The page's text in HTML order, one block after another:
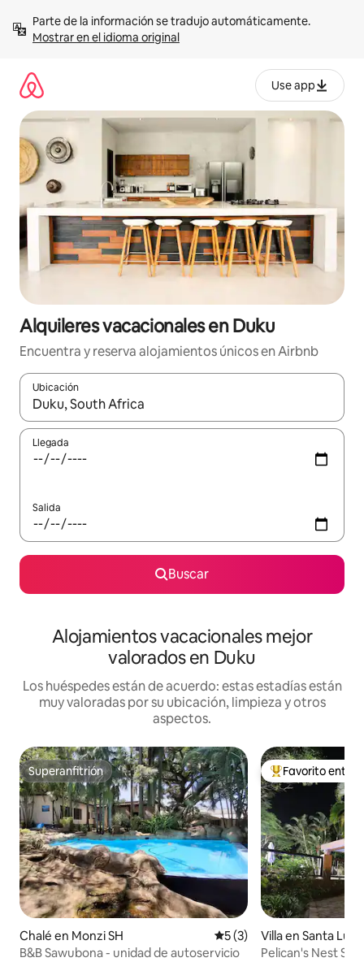
contenidoMostrar en el idioma original
Use app
Alquileres vacacionales en Duku
Encuentra y reserva alojamientos únicos en Airbnb
Ubicación
Cuando los resultados estén disponibles, navega con las
Llegada
Salida
Buscar
Alojamientos vacacionales mejor
valorados en Duku
Los huéspedes están de acuerdo: estas estadías están
muy valoradas por su ubicación, limpieza y otros
aspectos.
Superanfitrión
Superanfitrión
Chalé en Monzi SH Calificación promedio: 5
5 (3)
B&B Sawubona - unidad de autoservicio
Favorito entre
Favorito entre
Villa en Santa
Pelican's Nest St